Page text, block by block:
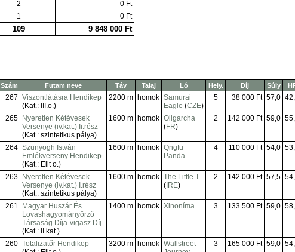
2
0 Ft
1 0 Ft
109 9 848 000 Ft
Szám Futam neve Táv Talaj Ló Hely. Díj Súly
267 Viszontlátásra Hendikep
(Kat.: III.o.)
2200 m homok Samurai
Eagle (CZE)
5 38 000 Ft 57,0
265
Nyeretlen Kétévesek
Versenye (iv.kat.) Ii.rész
(Kat.: szintetikus pálya)
1600 m homok Oligarcha
(FR)
2 142 000 Ft 59,0
264 Szunyogh István
Emlékverseny Hendikep
(Kat.: Elit o.)
1600 m homok Qngfu
Panda
4 110 000 Ft 54,0
263
Nyeretlen Kétévesek
Versenye (iv.kat.) I.rész
(Kat.: szintetikus pálya)
1600 m homok The Little T
( IRE)
2 142 000 Ft 57,5
261
Magyar Huszár És
Lovashagyományőrző
Társaság Díja-vigasz Díj
(Kat.: II.kat.)
1400 m homok Xinoníma 3 133 500 Ft 59,0
260 Totalizatőr Hendikep
3200 m homok Wallstreet
3 165 000 Ft 59,0